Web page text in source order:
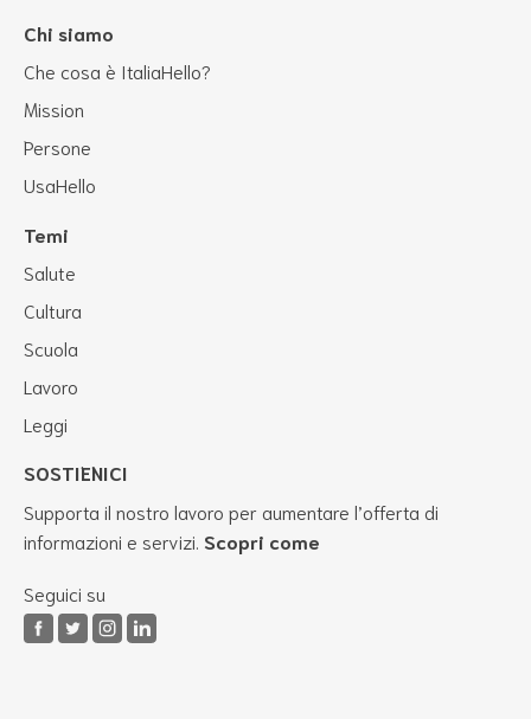
Chi siamo
Che cosa è ItaliaHello?
Mission
Persone
UsaHello
Temi
Salute
Cultura
Scuola
Lavoro
Leggi
SOSTIENICI
Supporta il nostro lavoro per aumentare l’offerta di
informazioni e servizi. Scopri come
Seguici su